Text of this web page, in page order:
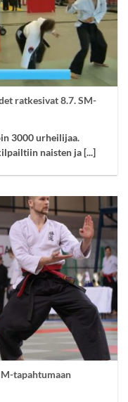
ratkesivat 8.7. SM-
3000 urheilijaa.
naisten ja [...]
tapahtumaan